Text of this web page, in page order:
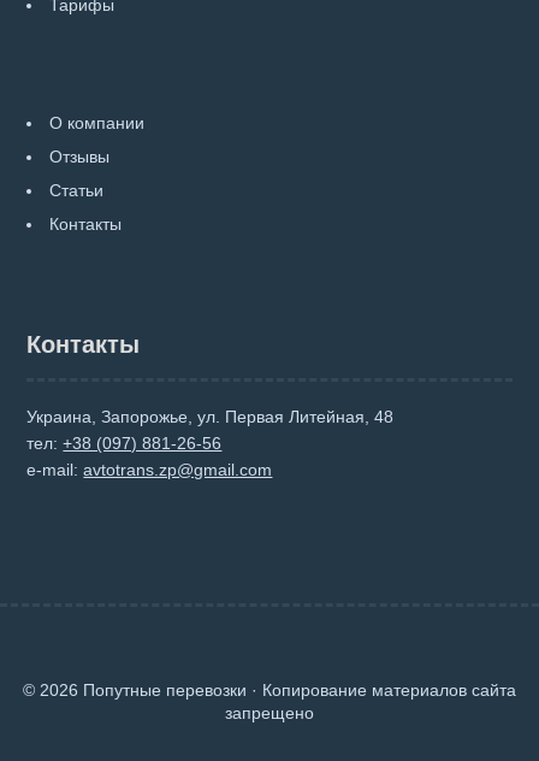
Тарифы
О компании
Отзывы
Статьи
Контакты
Контакты
Украина, Запорожье, ул. Первая Литейная, 48
тел:+38 (097) 881-26-56
e-mail:avtotrans.zp@gmail.com
© 2026 Попутные перевозки · Копирование материалов сайта
запрещено